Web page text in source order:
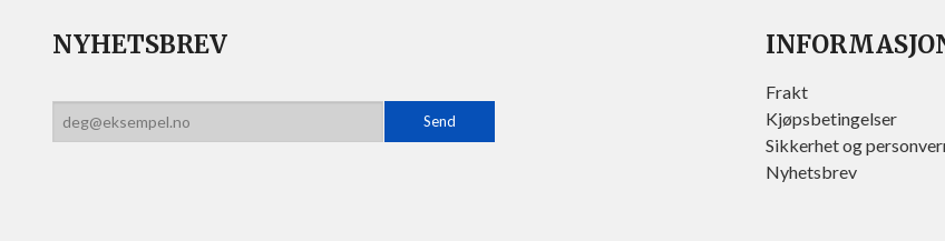
NYHETSBREV
Frakt
Kjøpsbetingelser
Sikkerhet og
Nyhetsbrev